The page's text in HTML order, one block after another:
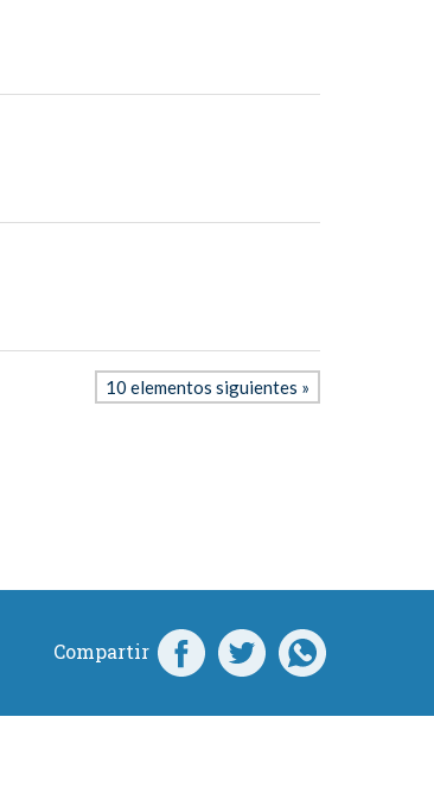
10 elementos siguientes »
Compartir